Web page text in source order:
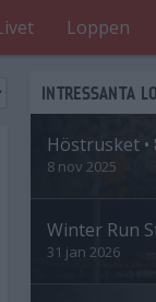
Loppen
INTRESSANTA
Höstrusket
8 nov 2025
Winter Run
31 jan 2026